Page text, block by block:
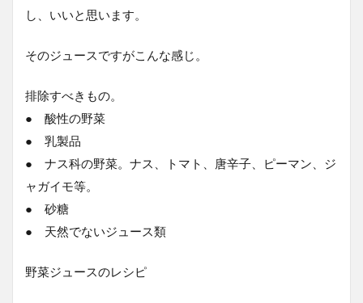
し、いいと思います。
そのジュースですがこんな感じ。
排除すべきもの。
● 酸性の野菜
● 乳製品
● ナス科の野菜。ナス、トマト、唐辛子、ピーマン、ジ
ャガイモ等。
● 砂糖
● 天然でないジュース類
野菜ジュースのレシピ